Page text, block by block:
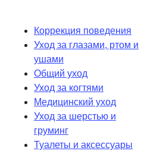
Коррекция поведения
Уход за глазами, ртом и
ушами
Общий уход
Уход за когтями
Медицинский уход
Уход за шерстью и
груминг
Туалеты и аксессуары